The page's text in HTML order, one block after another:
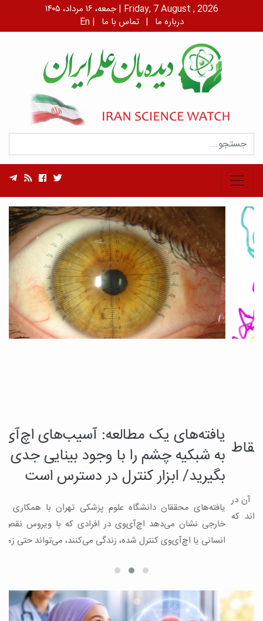
جمعه، ۱۶ مرداد، ۱۴۰۵ | Friday, 7 August , 2026
En | درباره ما | تماس با ما
یافته‌های یک مطالعه: آسیب‌های اچ‌آی‌وی
به شبکیه چشم را با وجود بینایی جدی
بگیرید/ ابزار کنترل در دسترس است
یافته‌های محققان دانشگاه علوم پزشکی تهران با همکاری محققان
خارجی نشان می‌دهد اچ‌آی‌وی در افرادی که با ویروس نقص ایمنی
انسانی یا اچ‌آی‌وی کنترل شده، زندگی می‌کنند، می‌تواند حتی زمانی […]